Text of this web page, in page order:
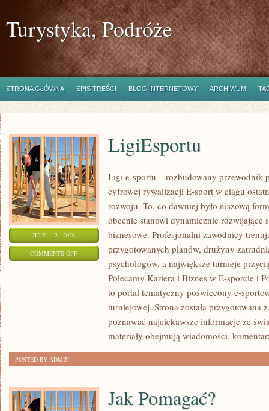
Turystyka, Podróże
STRONA GŁÓWNA SPIS TREŚCI BLOG INTERNETOWY ARCHIWUM
JULY - 12 - 2026
COMMENTS OFFON
LIGIESPORTU
LigiEsportu
Ligi e-sportu – rozbudowany przewodnik
cyfrowej rywalizacji E-sport w ciągu
rozwoju. To, co dawniej było niszową
obecnie stanowi dynamicznie rozwijające
biznesowe. Profesjonalni zawodnicy
przygotowanych planów, drużyny
psychologów, a największe turnieje
Polecamy Kariera i Biznes w E-sporcie i
to portal tematyczny poświęcony e-
turniejowej. Strona została przygotowana
poznawać najciekawsze informacje ze
materiały obejmują wiadomości,
POSTED BY ADMIN
Jak Pomagać?